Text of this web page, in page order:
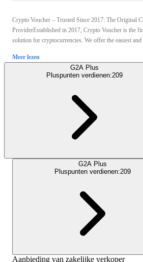
Crypto Voucher – Trusted Since 2017: The Original
ProviderEstablished in 2017, Crypto Voucher is the
solution for cryptocurrencies. We offer the easiest and
Meer lezen
G2A Plus
Pluspunten verdienen:209
G2A Plus
Pluspunten verdienen:209
Aanbieding van zakelijke verkoper